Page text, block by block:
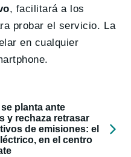
, facilitará a los
probar el servicio. La
en cualquier
planta ante
y rechaza retrasar
de emisiones: el
en el centro